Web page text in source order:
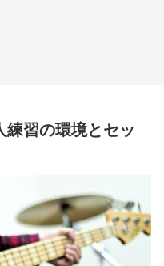
練習の環境とセッ